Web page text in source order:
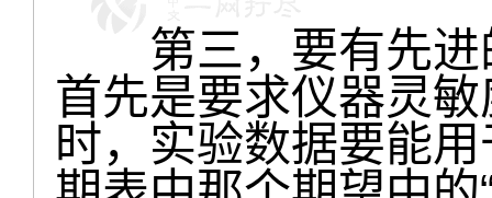
第三，要有先进
首先是要求仪器灵
时，实验数据要能